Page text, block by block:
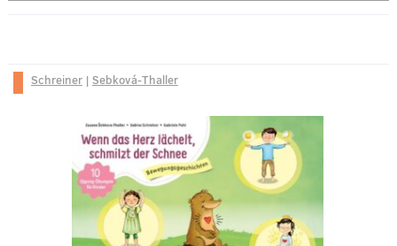
Schreiner| Sebková-Thaller